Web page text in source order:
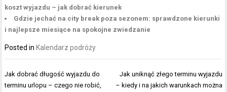
koszt wyjazdu – jak dobrać kierunek
Gdzie jechać na city break poza sezonem: sprawdzone kierunki
i najlepsze miesiące na spokojne zwiedzanie
Posted in Kalendarz podróży
Nawigacja
wpisu
Jak dobrać długość wyjazdu do
terminu urlopu – czego nie robić,
Jak uniknąć złego terminu wyjazdu
– kiedy i na jakich warunkach można